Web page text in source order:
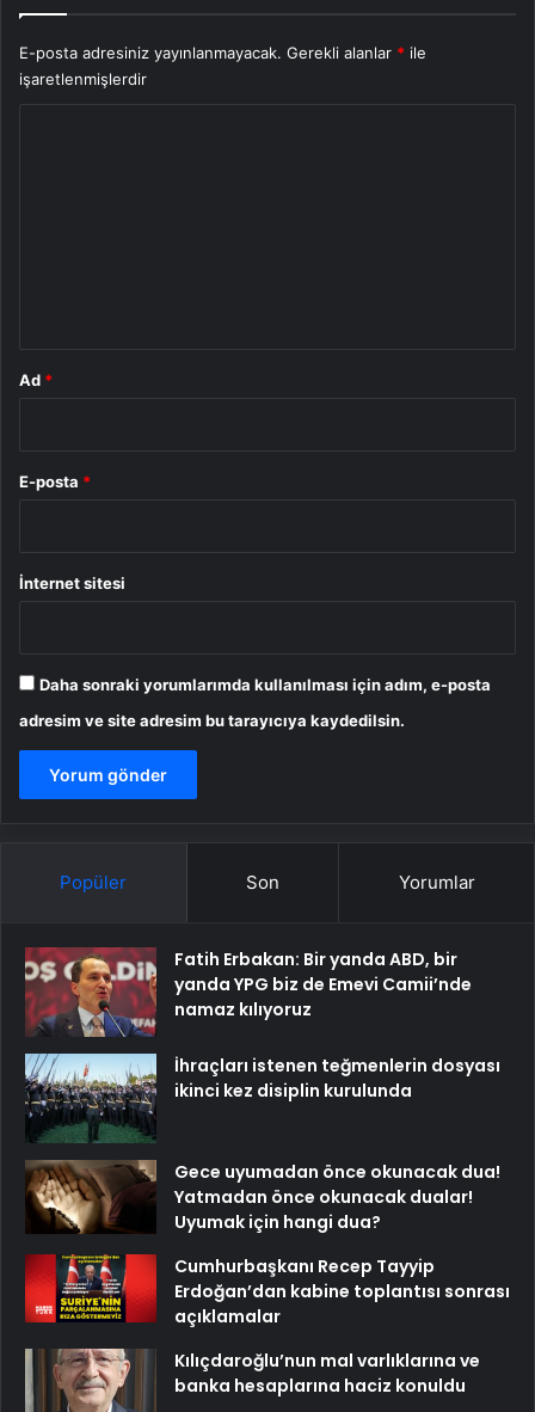
E-posta adresiniz yayınlanmayacak. Gerekli alanlar * ile
işaretlenmişlerdir
Ad *
E-posta *
İnternet sitesi
Daha sonraki yorumlarımda kullanılması için adım, e-posta
adresim ve site adresim bu tarayıcıya kaydedilsin.
Popüler Son Yorumlar
Fatih Erbakan: Bir yanda ABD, bir
yanda YPG biz de Emevi Camii’nde
namaz kılıyoruz
İhraçları istenen teğmenlerin dosyası
ikinci kez disiplin kurulunda
Gece uyumadan önce okunacak dua!
Yatmadan önce okunacak dualar!
Uyumak için hangi dua?
Cumhurbaşkanı Recep Tayyip
Erdoğan’dan kabine toplantısı sonrası
açıklamalar
Kılıçdaroğlu’nun mal varlıklarına ve
banka hesaplarına haciz konuldu